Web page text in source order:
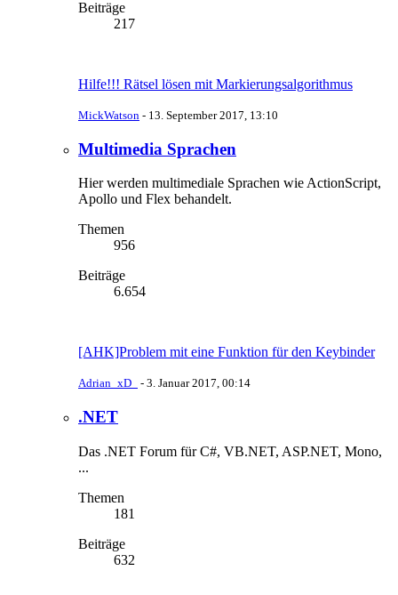
Beiträge
217
Hilfe!!! Rätsel lösen mit Markierungsalgorithmus
MickWatson - 13. September 2017, 13:10
Multimedia Sprachen
Hier werden multimediale Sprachen wie ActionScript,
Apollo und Flex behandelt.
Themen
956
Beiträge
6.654
[AHK]Problem mit eine Funktion für den Keybinder
Adrian_xD_ - 3. Januar 2017, 00:14
.NET
Das .NET Forum für C#, VB.NET, ASP.NET, Mono,
...
Themen
181
Beiträge
632